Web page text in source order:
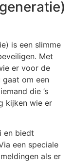
is een slimme
Met
er voor de
gaat om een
die ’s
kijken wie er
en biedt
een speciale
als er